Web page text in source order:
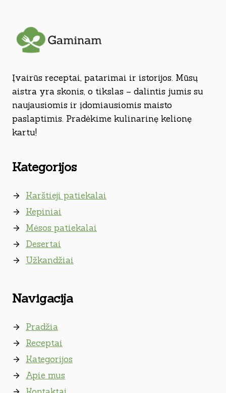
Įvairūs receptai, patarimai ir istorijos. Mūsų
aistra yra skonis, o tikslas – dalintis jumis su
naujausiomis ir įdomiausiomis maisto
paslaptimis. Pradėkime kulinarinę kelionę
kartu!
Kategorijos
Karštieji patiekalai
Kepiniai
Mėsos patiekalai
Desertai
Užkandžiai
Navigacija
Pradžia
Receptai
Kategorijos
Apie mus